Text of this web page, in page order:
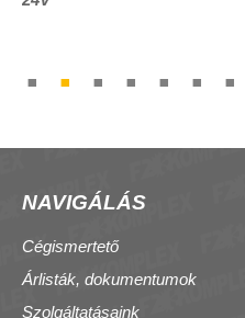
NAVIGÁLÁS
Cégismertető
Árlisták, dokumentumok
Szolgáltatásaink